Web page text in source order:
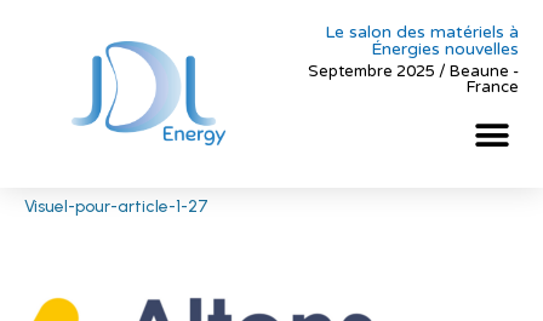
Le salon des matériels à
Énergies nouvelles
Septembre 2025 / Beaune -
France
Visuel-pour-article-1-27